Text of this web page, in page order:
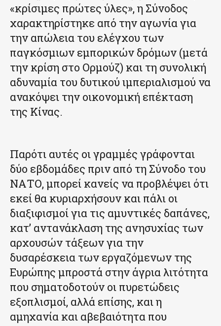
«κρίσιμες πρώτες ύλες», η Σύνοδος
χαρακτηρίστηκε από την αγωνία για
την απώλεια του ελέγχου των
παγκόσμιων εμπορικών δρόμων (μετά
την κρίση στο Ορμούζ) και τη συνολική
αδυναμία του δυτικού ιμπεριαλισμού να
ανακόψει την οικονομική επέκταση
της Κίνας.
Παρότι αυτές οι γραμμές γράφονται
δύο εβδομάδες πριν από τη Σύνοδο του
ΝΑΤΟ, μπορεί κανείς να προβλέψει ότι
εκεί θα κυριαρχήσουν και πάλι οι
διαξιφισμοί για τις αμυντικές δαπάνες,
κατ’ αντανάκλαση της ανησυχίας των
αρχουσών τάξεων για την
δυσαρέσκεια των εργαζόμενων της
Ευρώπης μπροστά στην άγρια λιτότητα
που σηματοδοτούν οι πυρετώδεις
εξοπλισμοί, αλλά επίσης, και η
αμηχανία και αβεβαιότητα που